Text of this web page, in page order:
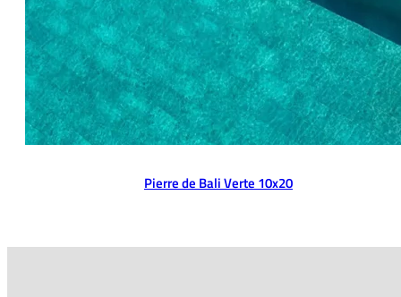
Pierre de Bali Verte 10x20